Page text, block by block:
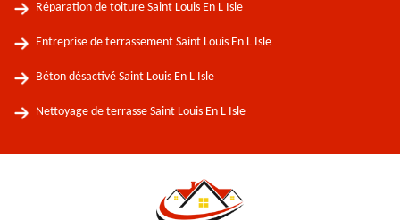
Réparation de toiture Saint Louis En L Isle
Entreprise de terrassement Saint Louis En L Isle
Béton désactivé Saint Louis En L Isle
Nettoyage de terrasse Saint Louis En L Isle